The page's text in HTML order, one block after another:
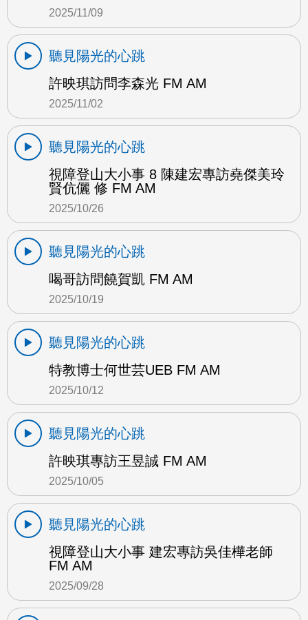
2025/11/09
聽見陽光的心跳
許映琪訪問李森光 FM AM
2025/11/02
聽見陽光的心跳
視障登山大小事 8 陳建宏專訪堯傑美玲
賢伉儷 修 FM AM
2025/10/26
聽見陽光的心跳
喝哥訪問饒賀凱 FM AM
2025/10/19
聽見陽光的心跳
特教博士何世芸UEB FM AM
2025/10/12
聽見陽光的心跳
許映琪專訪王昱誠 FM AM
2025/10/05
聽見陽光的心跳
視障登山大小事 建宏專訪吳佳樺老師
FM AM
2025/09/28